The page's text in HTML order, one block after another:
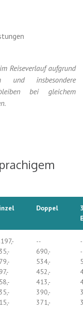
Reiseverlauf aufgrund
und insbesondere
bleiben bei gleichem
Doppel
--
690,-
534,-
452,-
413,-
390,-
371,-